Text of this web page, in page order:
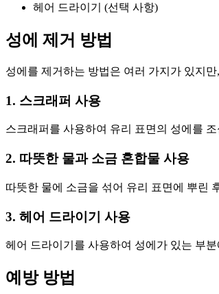
헤어 드라이기 (선택 사항)
성에 제거 방법
성에를 제거하는 방법은 여러 가지가 있지
1. 스크래퍼 사용
스크래퍼를 사용하여 유리 표면의 성에를
2. 따뜻한 물과 소금 혼합물 사용
따뜻한 물에 소금을 섞어 유리 표면에 뿌린
3. 헤어 드라이기 사용
헤어 드라이기를 사용하여 성에가 있는 부
예방 방법